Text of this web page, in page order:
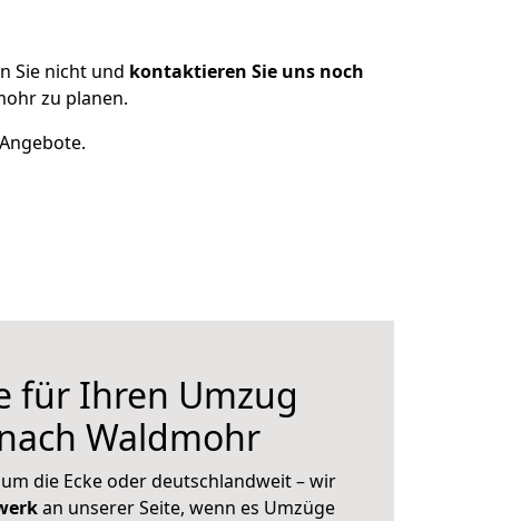
Sie nicht und kontaktieren Sie uns noch
zu planen.
für Ihren Umzug
Waldmohr
die Ecke oder deutschlandweit – wir
an unserer Seite, wenn es Umzüge